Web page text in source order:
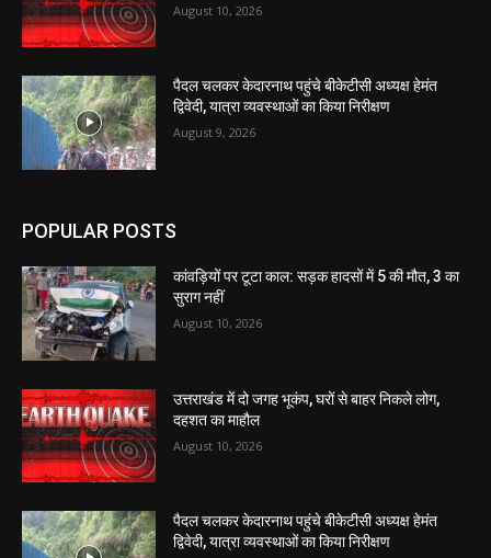
August 10, 2026
पैदल चलकर केदारनाथ पहुंचे बीकेटीसी अध्यक्ष हेमंत
द्विवेदी, यात्रा व्यवस्थाओं का किया निरीक्षण
August 9, 2026
POPULAR POSTS
कांवड़ियों पर टूटा काल: सड़क हादसों में 5 की मौत, 3 का
सुराग नहीं
August 10, 2026
उत्तराखंड में दो जगह भूकंप, घरों से बाहर निकले लोग,
दहशत का माहौल
August 10, 2026
पैदल चलकर केदारनाथ पहुंचे बीकेटीसी अध्यक्ष हेमंत
द्विवेदी, यात्रा व्यवस्थाओं का किया निरीक्षण